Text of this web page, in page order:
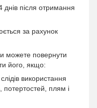
після отримання
за рахунок
можете повернути
його, якщо:
використання
плям і